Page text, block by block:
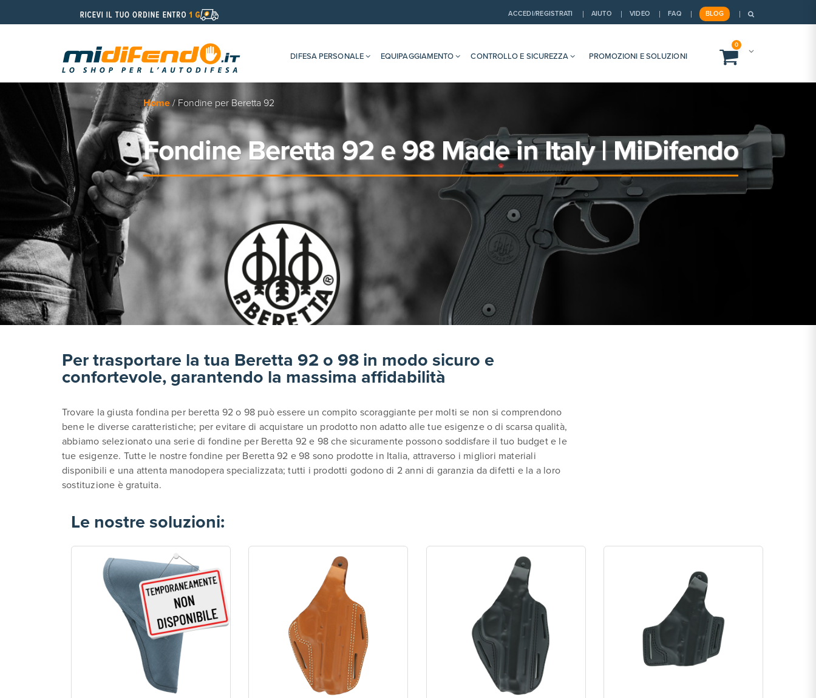
ACCEDI/REGISTRATI AIUTO VIDEO FAQ BLOG
DIFESA PERSONALE EQUIPAGGIAMENTO CONTROLLO E SICUREZZA PROMOZIONI E SOLUZIONI
0
Home / Fondine per Beretta 92
Fondine Beretta 92 e 98 Made in Italy | MiDifendo
Per trasportare la tua Beretta 92 o 98 in modo sicuro e
confortevole, garantendo la massima affidabilità
Trovare la giusta fondina per beretta 92 o 98 può essere un compito scoraggiante per molti se non si comprendono
bene le diverse caratteristiche; per evitare di acquistare un prodotto non adatto alle tue esigenze o di scarsa qualità,
abbiamo selezionato una serie di fondine per Beretta 92 e 98 che sicuramente possono soddisfare il tuo budget e le
tue esigenze. Tutte le nostre fondine per Beretta 92 e 98 sono prodotte in Italia, attraverso i migliori materiali
disponibili e una attenta manodopera specializzata; tutti i prodotti godono di 2 anni di garanzia da difetti e la a loro
sostituzione è gratuita.
Le nostre soluzioni: